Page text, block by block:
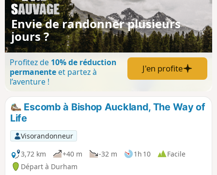
Envie de randonner plusieurs
jours ?
Profitez de 10% de réduction
permanenteet partez à
l’aventure !
J'en profite
Escomb à Bishop Auckland, The Way of
Life
Visorandonneur
3,72 km
+40 m -32 m 1h 10
Facile
Départ à Durham